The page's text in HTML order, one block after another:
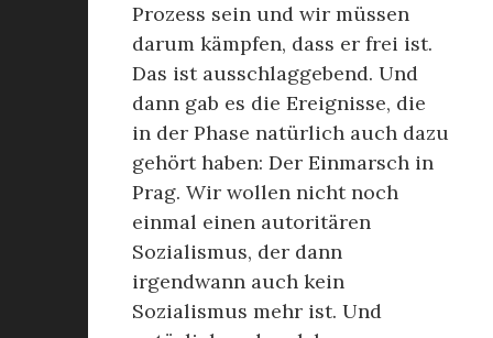
Prozess sein und wir müssen
darum kämpfen, dass er frei ist.
Das ist ausschlaggebend. Und
dann gab es die Ereignisse, die
in der Phase natürlich auch dazu
gehört haben: Der Einmarsch in
Prag. Wir wollen nicht noch
einmal einen autoritären
Sozialismus, der dann
irgendwann auch kein
Sozialismus mehr ist. Und